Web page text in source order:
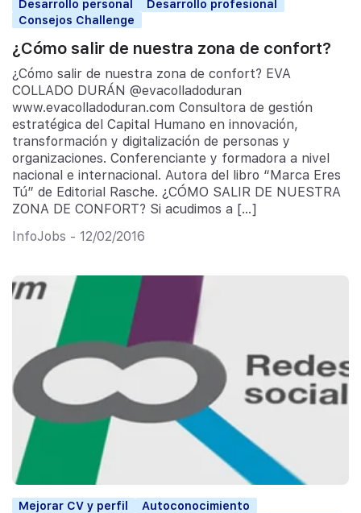
Desarrollo personal
Desarrollo profesional
Consejos Challenge
¿Cómo salir de nuestra zona de confort?
¿Cómo salir de nuestra zona de confort? EVA
COLLADO DURÁN @evacolladoduran
www.evacolladoduran.com Consultora de gestión
estratégica del Capital Humano en innovación,
transformación y digitalización de personas y
organizaciones. Conferenciante y formadora a nivel
nacional e internacional. Autora del libro “Marca Eres
Tú” de Editorial Rasche. ¿CÓMO SALIR DE NUESTRA
ZONA DE CONFORT? Si acudimos a […]
InfoJobs - 12/02/2016
Mejorar CV y perfil
Autoconocimiento